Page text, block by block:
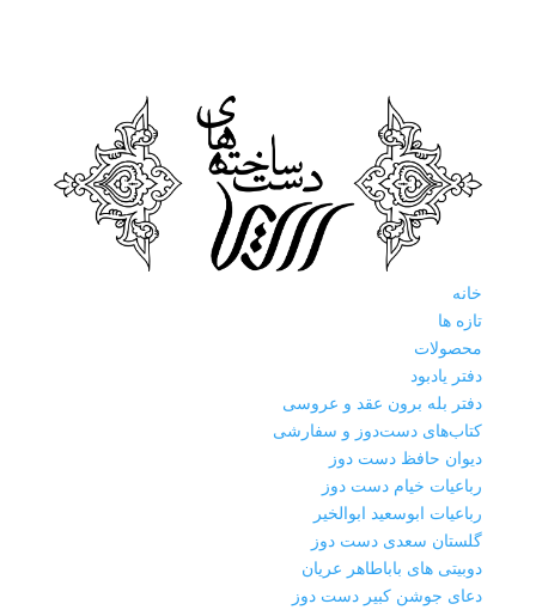
خانه
تازه ها
محصولات
دفتر یادبود
دفتر بله برون عقد و عروسی
کتاب‌های دست‌دوز و سفارشی
دیوان حافظ دست دوز
رباعیات خیام دست دوز
رباعیات ابوسعید ابوالخیر
گلستان سعدی دست دوز
دوبیتی های باباطاهر عریان
دعای جوشن کبیر دست دوز